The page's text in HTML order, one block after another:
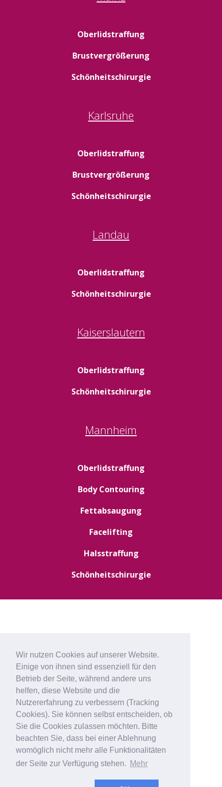
Wir nutzen Cookies auf unserer Website.
Einige von ihnen sind essenziell für den
Betrieb der Seite, während andere uns
helfen, diese Website und die
Nutzererfahrung zu verbessern (Tracking
Cookies). Sie können selbst entscheiden, ob
Sie die Cookies zulassen möchten. Bitte
beachten Sie, dass bei einer Ablehnung
womöglich nicht mehr alle Funktionalitäten
der Seite zur Verfügung stehen. Mehr
Oberlidstraffung
Brustvergrößerung
Schönheitschirurgie
Karlsruhe
Oberlidstraffung
Brustvergrößerung
Schönheitschirurgie
Landau
Oberlidstraffung
Schönheitschirurgie
Kaiserslautern
Oberlidstraffung
Schönheitschirurgie
Mannheim
Oberlidstraffung
Body Contouring
Fettabsaugung
Facelifting
Halsstraffung
Schönheitschirurgie